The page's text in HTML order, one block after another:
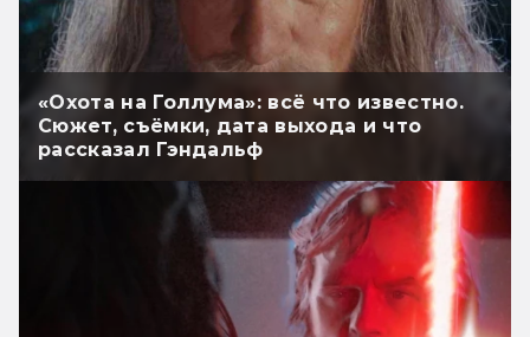
«Охота на Голлума»: всё что известно.
Сюжет, съёмки, дата выхода и что
рассказал Гэндальф